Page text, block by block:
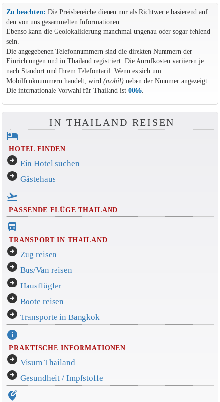
Zu beachten: Die Preisbereiche dienen nur als Richtwerte basierend auf
den von uns gesammelten Informationen.
Ebenso kann die Geolokalisierung manchmal ungenau oder sogar fehlend
sein.
Die angegebenen Telefonnummern sind die direkten Nummern der
Einrichtungen und in Thailand registriert. Die Anrufkosten variieren je
nach Standort und Ihrem Telefontarif. Wenn es sich um
Mobilfunknummern handelt, wird (mobil)neben der Nummer angezeigt.
Die internationale Vorwahl für Thailand ist 0066.
IN THAILAND REISEN
hotel
HOTEL FINDEN
arrow_circle_right Ein Hotel suchen
arrow_circle_right Gästehaus
flight_takeoff
PASSENDE FLÜGE THAILAND
directions_bus_filled
TRANSPORT IN THAILAND
arrow_circle_right Zug reisen
arrow_circle_right Bus/Van reisen
arrow_circle_right Hausflügler
arrow_circle_right Boote reisen
arrow_circle_right Transporte in Bangkok
info
PRAKTISCHE INFORMATIONEN
arrow_circle_right Visum Thailand
arrow_circle_right Gesundheit / Impfstoffe
edit_location_alt